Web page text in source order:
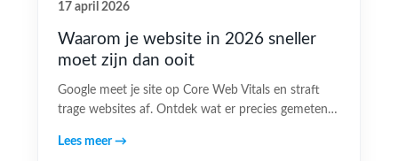
17 april 2026
Waarom je website in 2026 sneller
moet zijn dan ooit
Google meet je site op Core Web Vitals en straft
trage websites af. Ontdek wat er precies gemeten…
Lees meer →